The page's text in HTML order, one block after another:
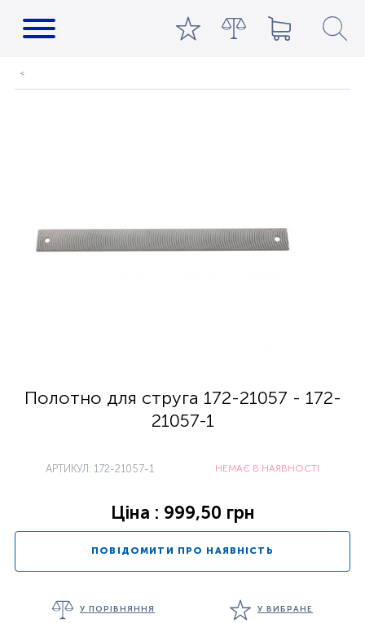
Полотно для струга 172-21057 - 172-
21057-1
АРТИКУЛ: 172-21057-1 НЕМАЄ В НАЯВНОСТІ
Ціна : 999,50 грн
ПОВІДОМИТИ ПРО НАЯВНІСТЬ
У ПОРІВНЯННЯ У ВИБРАНЕ